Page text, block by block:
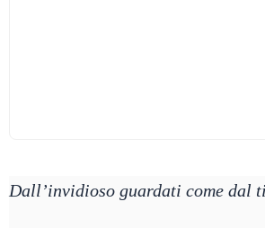
Dall’invidioso guardati come dal